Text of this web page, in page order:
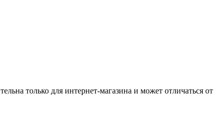
только для интернет-магазина и может отличаться